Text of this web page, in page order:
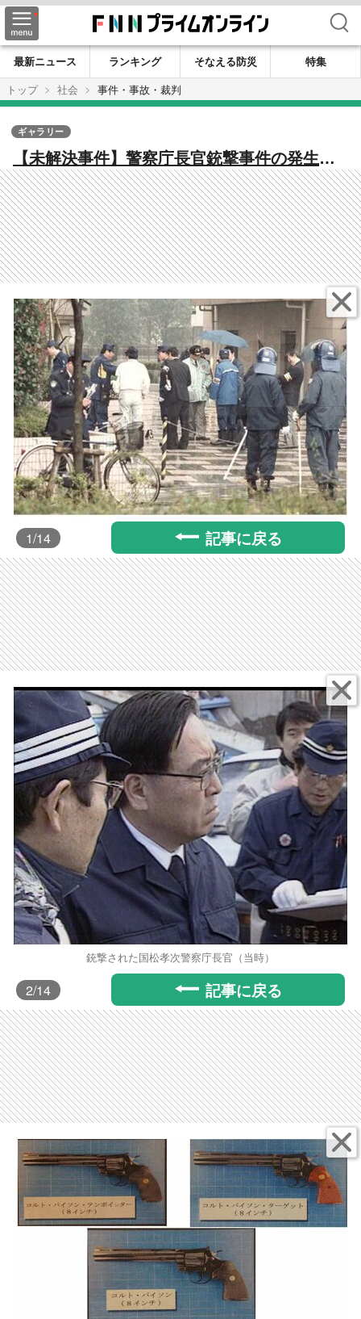
検索
最新ニュース ランキング そなえる防災
特集
トップ
社会 事件・事故・裁判
【未解決事件】警察庁長官銃撃事件の発生か
ら今年で30年…オウム信者の警視庁巡査長が
一時犯行自供も時効成立の理由
ギャラリー
1/14 記事に戻る
銃撃された国松孝次警察庁長官（当時）
2/14 記事に戻る